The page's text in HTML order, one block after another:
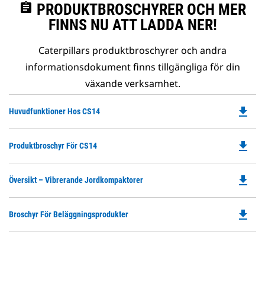
assignment PRODUKTBROSCHYRER OCH MER
FINNS NU ATT LADDA NER!
Caterpillars produktbroschyrer och andra
informationsdokument finns tillgängliga för din
växande verksamhet.
Huvudfunktioner Hos CS14
a
file_download
Produktbroschyr För CS14
a
file_download
Översikt – Vibrerande Jordkompaktorer
a
file_download
Broschyr För Beläggningsprodukter file_download